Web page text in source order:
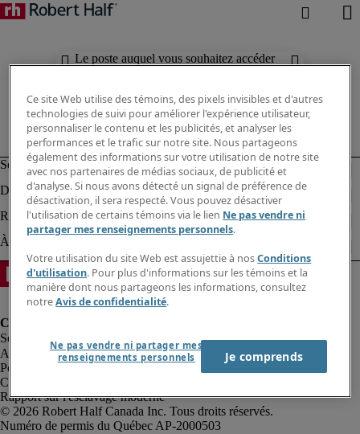
Le poste auquel vous souhaitez accéder
Alerte à la fraude
Politique de confidentialité
Conditions d’utilisation
Rapport sur l'esclavage moderne
Robert Half Canada Inc. Tous droits réservés.
Ce site Web utilise des témoins, des pixels invisibles et d'autres
technologies de suivi pour améliorer l'expérience utilisateur,
personnaliser le contenu et les publicités, et analyser les
performances et le trafic sur notre site. Nous partageons
également des informations sur votre utilisation de notre site
avec nos partenaires de médias sociaux, de publicité et
d'analyse. Si nous avons détecté un signal de préférence de
désactivation, il sera respecté. Vous pouvez désactiver
l'utilisation de certains témoins via le lien Ne pas vendre ni
partager mes renseignements personnels.
Votre utilisation du site Web est assujettie à nosConditions
d'utilisation. Pour plus d'informations sur les témoins et la
manière dont nous partageons les informations, consultez
notreAvis de confidentialité.
Ne pas vendre ni partager mes
renseignements personnels
Je comprends